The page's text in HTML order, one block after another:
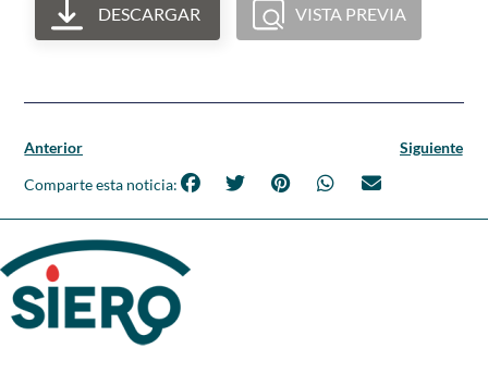
DESCARGAR VISTA PREVIA
Anterior Siguiente
Comparte esta noticia: